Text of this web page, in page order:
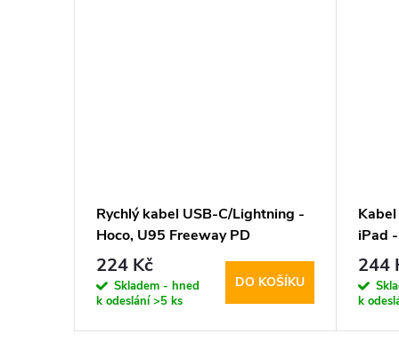
Rychlý kabel USB-C/Lightning -
Hoco, U95 Freeway PD
224 Kč
Skladem - hned
k odeslání>5 ks
DO KOŠÍKU
iPad
244
k